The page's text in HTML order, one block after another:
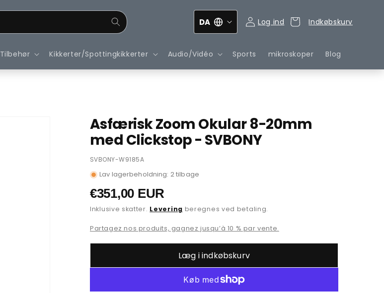
DA Log ind Indkøbskurv
Indkøbskurv
Tilbehør Kikkerter/Spottingkikkerter Audio/Vidéo Sports mikroskoper Blog
Asfærisk Zoom Okular 8-20mm
med Clickstop - SVBONY
SKU:
SVBONY-W9185A
Lav lagerbeholdning: 2 tilbage
Normalpris
€351,00 EUR
Inklusive skatter. Levering beregnes ved betaling.
Partagez nos produits, gagnez jusqu’à 10 % par vente.
Læg i indkøbskurv